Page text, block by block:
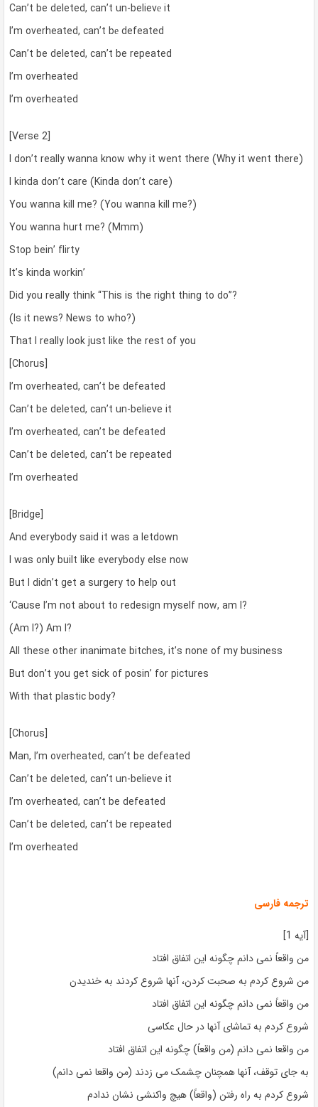
Can’t be deleted, can’t un-believе it
I’m overheated, can’t bе defeated
Can’t be deleted, can’t be repeated
I’m overheated
I’m overheated
[Verse 2]
I don’t really wanna know why it went there (Why it went there)
I kinda don’t care (Kinda don’t care)
You wanna kill me? (You wanna kill me?)
You wanna hurt me? (Mmm)
Stop bein’ flirty
It’s kinda workin’
Did you really think “This is the right thing to do”?
(Is it news? News to who?)
That I really look just like the rest of you
[Chorus]
I’m overheated, can’t be defeated
Can’t be deleted, can’t un-believe it
I’m overheated, can’t be defeated
Can’t be deleted, can’t be repeated
I’m overheated
[Bridge]
And everybody said it was a letdown
I was only built like everybody else now
But I didn’t get a surgery to help out
‘Cause I’m not about to redesign myself now, am I?
(Am I?) Am I?
All these other inanimate bitches, it’s none of my business
But don’t you get sick of posin’ for pictures
With that plastic body?
[Chorus]
Man, I’m overheated, can’t be defeated
Can’t be deleted, can’t un-believe it
I’m overheated, can’t be defeated
Can’t be deleted, can’t be repeated
I’m overheated
ترجمه فارسی
[آیه 1]
من واقعاً نمی دانم چگونه این اتفاق افتاد
من شروع کردم به صحبت کردن، آنها شروع کردند به خندیدن
من واقعاً نمی دانم چگونه این اتفاق افتاد
شروع کردم به تماشای آنها در حال عکاسی
من واقعا نمی دانم (من واقعاً) چگونه این اتفاق افتاد
به جای توقف، آنها همچنان چشمک می زدند (من واقعا نمی دانم)
شروع کردم به راه رفتن (واقعاً) هیچ واکنشی نشان ندادم